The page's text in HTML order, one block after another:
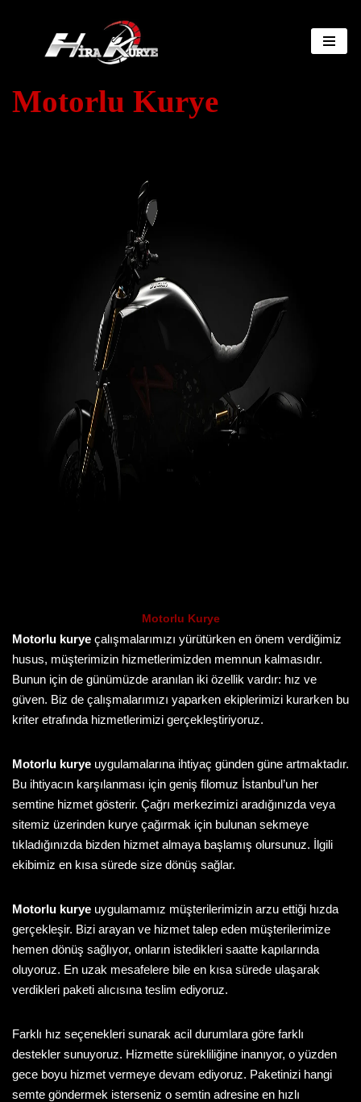
Motorlu Kurye
Motorlu Kurye
Motorlu kurye çalışmalarımızı yürütürken en önem verdiğimiz
husus, müşterimizin hizmetlerimizden memnun kalmasıdır.
Bunun için de günümüzde aranılan iki özellik vardır: hız ve
güven. Biz de çalışmalarımızı yaparken ekiplerimizi kurarken bu
kriter etrafında hizmetlerimizi gerçekleştiriyoruz.
Motorlu kurye uygulamalarına ihtiyaç günden güne artmaktadır.
Bu ihtiyacın karşılanması için geniş filomuz İstanbul’un her
semtine hizmet gösterir. Çağrı merkezimizi aradığınızda veya
sitemiz üzerinden kurye çağırmak için bulunan sekmeye
tıkladığınızda bizden hizmet almaya başlamış olursunuz. İlgili
ekibimiz en kısa sürede size dönüş sağlar.
Motorlu kurye uygulamamız müşterilerimizin arzu ettiği hızda
gerçekleşir. Bizi arayan ve hizmet talep eden müşterilerimize
hemen dönüş sağlıyor, onların istedikleri saatte kapılarında
oluyoruz. En uzak mesafelere bile en kısa sürede ulaşarak
verdikleri paketi alıcısına teslim ediyoruz.
Farklı hız seçenekleri sunarak acil durumlara göre farklı
destekler sunuyoruz. Hizmette sürekliliğine inanıyor, o yüzden
gece boyu hizmet vermeye devam ediyoruz. Paketinizi hangi
semte göndermek isterseniz o semtin adresine en hızlı